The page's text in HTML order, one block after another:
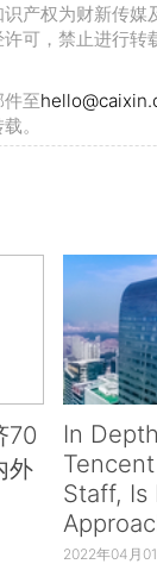
产权为财新传媒
可，禁止进行转
至
。
70
外
In
Staff, Is
2022年04月